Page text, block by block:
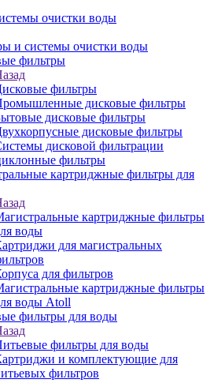
очистки воды
и системы очистки воды
фильтры
фильтры
дисковые фильтры
дисковые фильтры
дисковые фильтры
дисковой фильтрации
фильтры
картриджные фильтры для
картриджные фильтры
воды
для магистральных
для фильтров
картриджные фильтры
воды Atoll
фильтры для воды
фильтры для воды
и комплектующие для
фильтров